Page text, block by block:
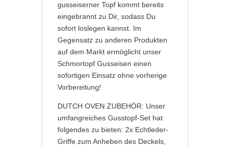
gusseiserner Topf kommt bereits
eingebrannt zu Dir, sodass Du
sofort loslegen kannst. Im
Gegensatz zu anderen Produkten
auf dem Markt ermöglicht unser
Schmortopf Gusseisen einen
sofortigen Einsatz ohne vorherige
Vorbereitung!
DUTCH OVEN ZUBEHÖR: Unser
umfangreiches Gusstopf-Set hat
folgendes zu bieten: 2x Echtleder-
Griffe zum Anheben des Deckels,